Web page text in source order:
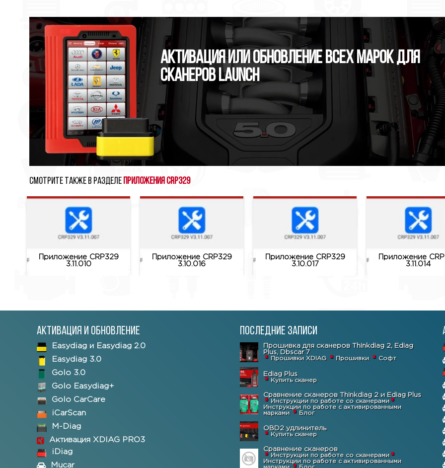
Активация или обновление всех марок для
сканеров Launch
Смотрите также в разделе Приложения CRP329
Приложение CRP329
3.11.010
Приложение CRP329
3.10.016
Приложение CRP329
3.10.017
Приложение
3.11.014
Активация и обновление
Easydiag и Easydiag 2.0
Easydiag 3.0
Golo 3.0
Golo Easydiag+
Golo CarCare
iCarScan
M-Diag
Активация XDIAG PRO3
iDiag
Mucar
Последние записи
Прошивка для сканеров Thinkdiag 2, Ediag
Plus, Dbscar 7
Прошивки XDIAG Прошивки Софт
Ediag Plus
Купить сканер
Сравнение сканеров Thinkdiag 2 и Ediag Plus
Инструкции по работе со сканерами
Инструкции по работе с активированными
марками
Блог
OBD2 удлинитель
Купить сканер
Сравнение сканеров
Инструкции по работе со сканерами
Инструкции по работе с активированными